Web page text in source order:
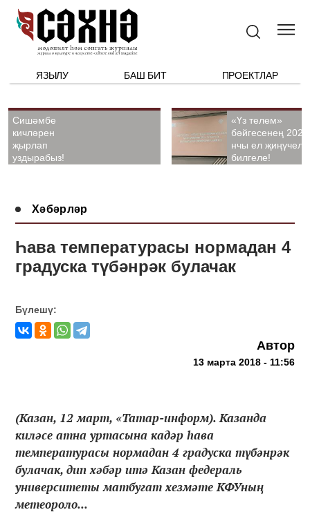
ЯЗЫЛУ БАШ БИТ ПРОЕКТЛАР
Сишәмбе
кичләрен
җырлап
уздырабыз!
«Үз телем»
бәйгесенең 2026
нчы ел
билгеле!
Хәбәрләр
Һава температурасы нормадан 4
градуска түбәнрәк булачак
Бүлешү:
Автор
13 марта 2018 - 11:56
(Казан, 12 март, «Татар-информ). Казанда
киләсе атна уртасына кадәр һава
температурасы нормадан 4 градуска түбәнрәк
булачак, дип хәбәр итә Казан федераль
университеты матбугат хезмәте КФУның
метеороло...